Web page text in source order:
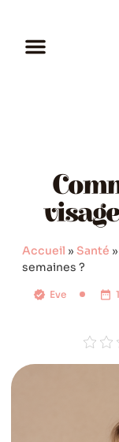
Accueil » Santé »
semaines ?
Eve